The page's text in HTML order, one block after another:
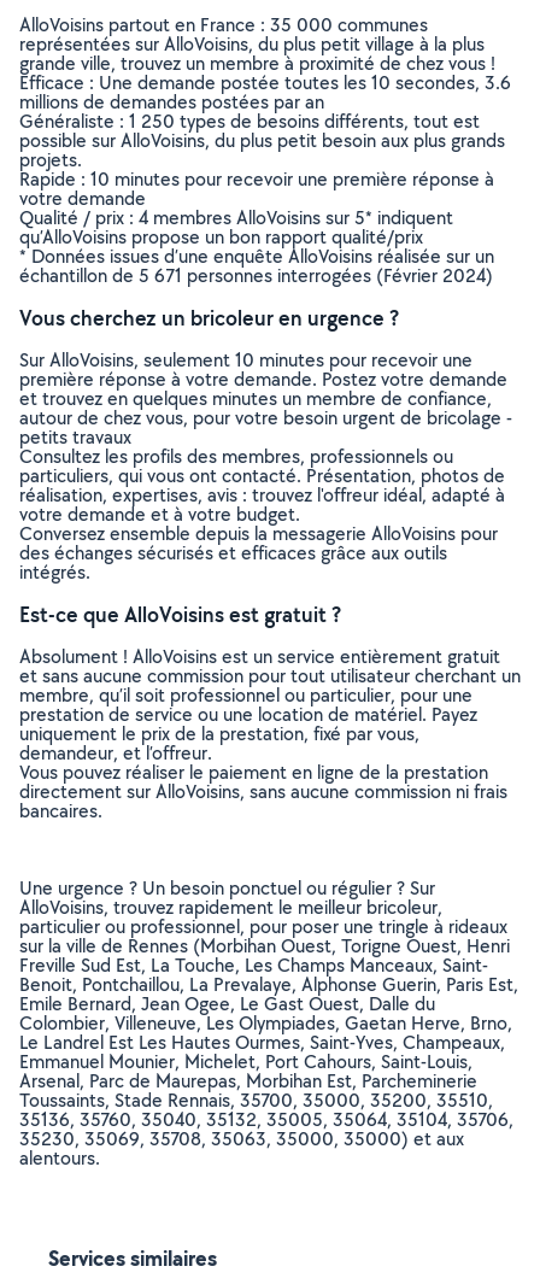
AlloVoisins partout en France : 35 000 communes
représentées sur AlloVoisins, du plus petit village à la plus
grande ville, trouvez un membre à proximité de chez vous !
Efficace : Une demande postée toutes les 10 secondes, 3.6
millions de demandes postées par an
Généraliste : 1 250 types de besoins différents, tout est
possible sur AlloVoisins, du plus petit besoin aux plus grands
projets.
Rapide : 10 minutes pour recevoir une première réponse à
votre demande
Qualité / prix : 4 membres AlloVoisins sur 5* indiquent
qu’AlloVoisins propose un bon rapport qualité/prix
* Données issues d’une enquête AlloVoisins réalisée sur un
échantillon de 5 671 personnes interrogées (Février 2024)
Vous cherchez un bricoleur en urgence ?
Sur AlloVoisins, seulement 10 minutes pour recevoir une
première réponse à votre demande. Postez votre demande
et trouvez en quelques minutes un membre de confiance,
autour de chez vous, pour votre besoin urgent de bricolage -
petits travaux
Consultez les profils des membres, professionnels ou
particuliers, qui vous ont contacté. Présentation, photos de
réalisation, expertises, avis : trouvez l'offreur idéal, adapté à
votre demande et à votre budget.
Conversez ensemble depuis la messagerie AlloVoisins pour
des échanges sécurisés et efficaces grâce aux outils
intégrés.
Est-ce que AlloVoisins est gratuit ?
Absolument ! AlloVoisins est un service entièrement gratuit
et sans aucune commission pour tout utilisateur cherchant un
membre, qu’il soit professionnel ou particulier, pour une
prestation de service ou une location de matériel. Payez
uniquement le prix de la prestation, fixé par vous,
demandeur, et l’offreur.
Vous pouvez réaliser le paiement en ligne de la prestation
directement sur AlloVoisins, sans aucune commission ni frais
bancaires.
Une urgence ? Un besoin ponctuel ou régulier ? Sur
AlloVoisins, trouvez rapidement le meilleur bricoleur,
particulier ou professionnel, pour poser une tringle à rideaux
sur la ville de Rennes (Morbihan Ouest, Torigne Ouest, Henri
Freville Sud Est, La Touche, Les Champs Manceaux, Saint-
Benoit, Pontchaillou, La Prevalaye, Alphonse Guerin, Paris Est,
Emile Bernard, Jean Ogee, Le Gast Ouest, Dalle du
Colombier, Villeneuve, Les Olympiades, Gaetan Herve, Brno,
Le Landrel Est Les Hautes Ourmes, Saint-Yves, Champeaux,
Emmanuel Mounier, Michelet, Port Cahours, Saint-Louis,
Arsenal, Parc de Maurepas, Morbihan Est, Parcheminerie
Toussaints, Stade Rennais, 35700, 35000, 35200, 35510,
35136, 35760, 35040, 35132, 35005, 35064, 35104, 35706,
35230, 35069, 35708, 35063, 35000, 35000) et aux
alentours.
Services similaires